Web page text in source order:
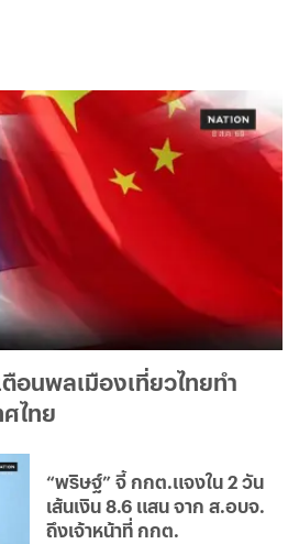
อนพลเมืองเที่ยวไทยทำ
ศไทย
“พริษฐ์” จี้ กกต.แจงใน 2 วัน
เส้นเงิน 8.6 แสน จาก ส.อบจ.
ถึงเจ้าหน้าที่ กกต.